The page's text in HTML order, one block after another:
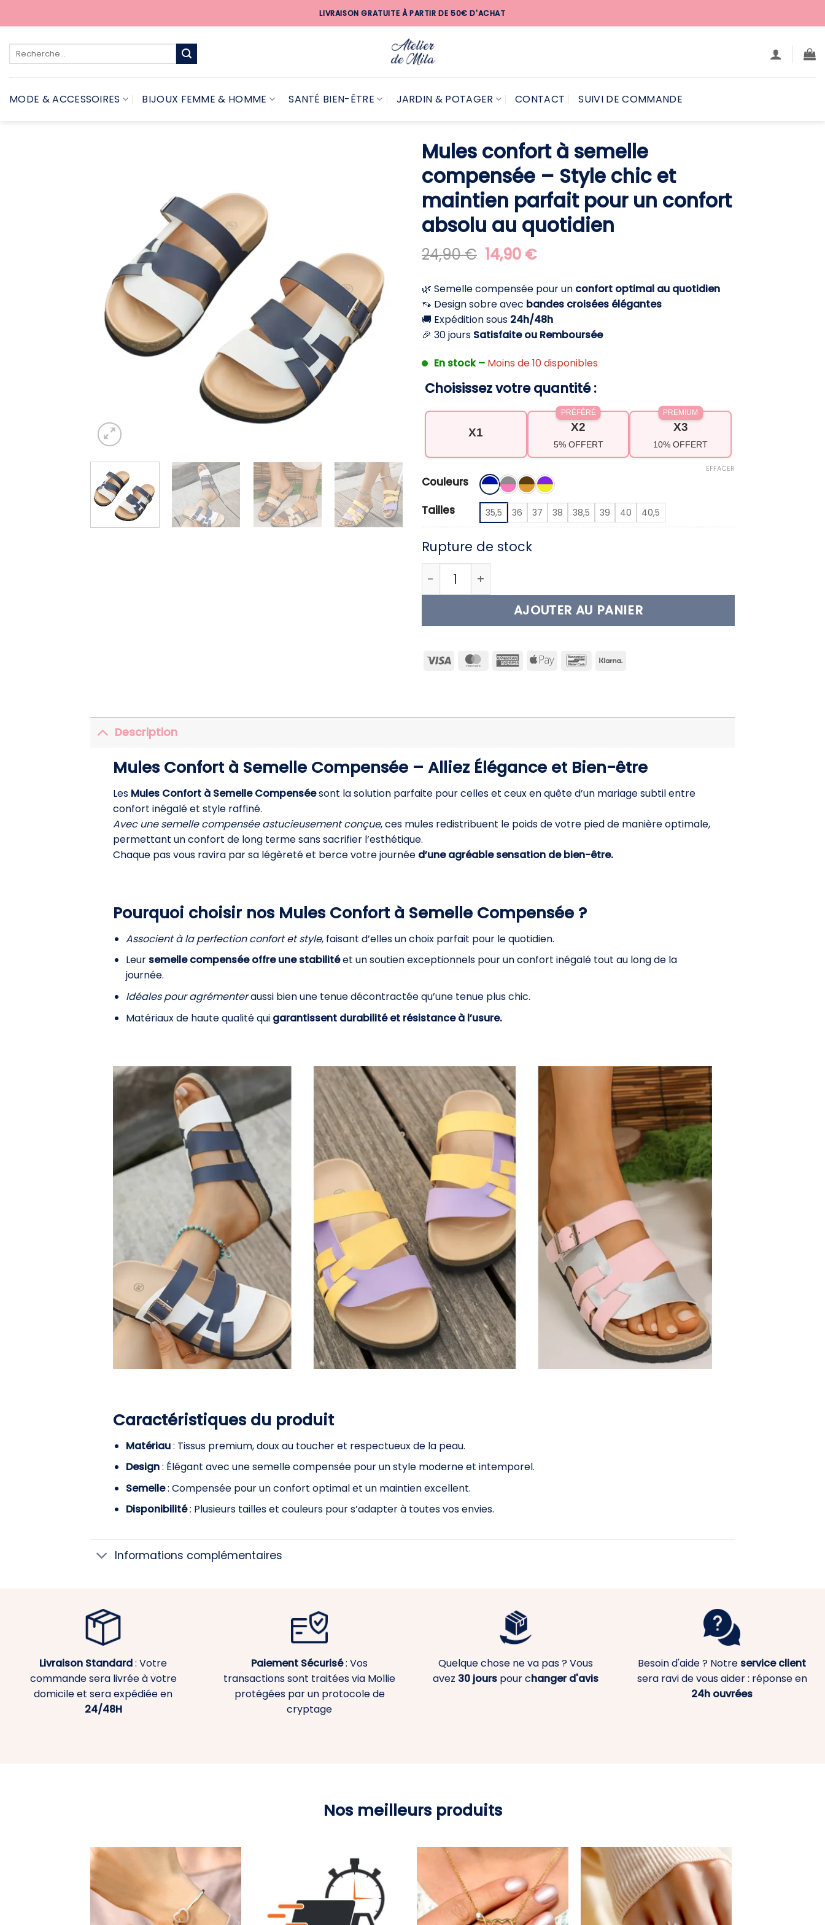
LIVRAISON GRATUITE À PARTIR DE 50€ D'ACHAT
Recherche
MODE & ACCESSOIRES BIJOUX FEMME & HOMME SANTÉ BIEN-ÊTRE JARDIN & POTAGER CONTACT SUIVI DE COMMANDE
Mules confort à semelle
compensée – Style chic et
maintien parfait pour un confort
absolu au quotidien
24,90€ Le
prix
initial
était :
24,90 €.
14,90 €Le
actuel
est :
14,90 €.
🌿 Semelle compensée pour un confort optimal au quotidien
👡 Design sobre avec bandes croisées élégantes
🚚 Expédition sous 24h/48h
🎉 30 jours Satisfaite ou Remboursée
En stock – Moins de 10 disponibles
Choisissez votre quantité :
X1 X2
5% OFFERT
PRÉFÉRÉ
X3
10% OFFERT
PREMIUM
Couleurs
Tailles
35,5 36 37 38 38,5 39 40 40,5
EFFACER
Rupture de stock
quantité de Mules confort à semelle compensée – Style chic et
AJOUTER AU PANIER
Visa MasterCardAmericanApple
Bancontact
Klarna
Description
Mules Confort à Semelle Compensée – Alliez Élégance et Bien-être
Les Mules Confort à Semelle Compenséesont la solution parfaite pour celles et ceux en quête d’un mariage subtil entre
confort inégalé et style raffiné.
Avec une semelle compensée astucieusement conçue, ces mules redistribuent le poids de votre pied de manière optimale,
permettant un confort de long terme sans sacrifier l’esthétique.
Chaque pas vous ravira par sa légèreté et berce votre journée d’une agréable sensation de bien-être.
Pourquoi choisir nos Mules Confort à Semelle Compensée ?
Associent à la perfection confort et style, faisant d’elles un choix parfait pour le quotidien.
Leur semelle compensée offre une stabilitéet un soutien exceptionnels pour un confort inégalé tout au long de la
journée.
Idéales pour agrémenteraussi bien une tenue décontractée qu’une tenue plus chic.
Matériaux de haute qualité qui garantissent durabilité et résistance à l’usure.
Caractéristiques du produit
Matériau: Tissus premium, doux au toucher et respectueux de la peau.
Design: Élégant avec une semelle compensée pour un style moderne et intemporel.
Semelle: Compensée pour un confort optimal et un maintien excellent.
Disponibilité: Plusieurs tailles et couleurs pour s’adapter à toutes vos envies.
Informations complémentaires
Livraison Standard: Votre
commande sera livrée à votre
domicile et sera expédiée en
24/48H
Paiement Sécurisé: Vos
transactions sont traitées via Mollie
protégées par un protocole de
cryptage
Quelque chose ne va pas ? Vous
avez 30 jours pour changer d'avis
Besoin d'aide ? Notre service client
sera ravi de vous aider : réponse en
24h ouvrées
Nos meilleurs produits